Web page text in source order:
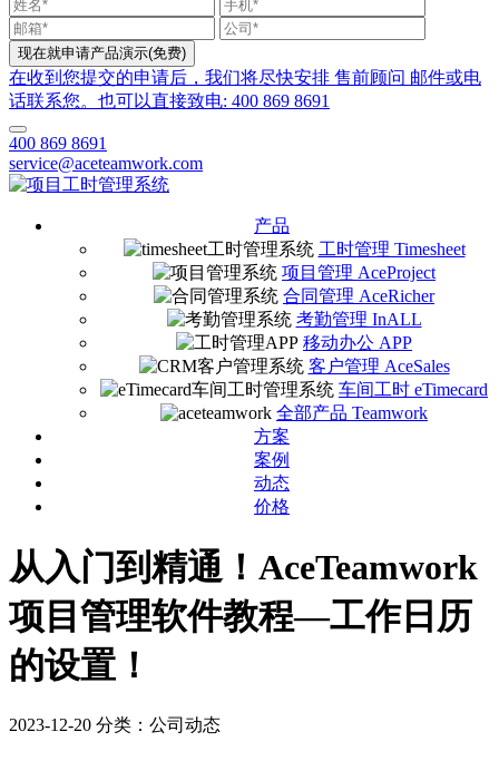
在收到您提交的申请后，我们将尽快安排 售前顾问 邮件或电
话联系您。也可以直接致电: 400 869 8691
400 869 8691
service@aceteamwork.com
产品
工时管理 Timesheet
项目管理 AceProject
合同管理 AceRicher
考勤管理 InALL
移动办公 APP
客户管理 AceSales
车间工时 eTimecard
全部产品 Teamwork
方案
案例
动态
价格
从入门到精通！AceTeamwork
项目管理软件教程—工作日历
的设置！
2023-12-20 分类：公司动态